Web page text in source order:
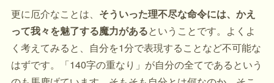
更に厄介なことは、 そういった理不尽な命令には、かえ
って我々を魅了する魔力があるということです。よくよ
く考えてみると、自分を1分で表現することなど不可能な
はずです。「140字の重なり」が自分の全てであるという